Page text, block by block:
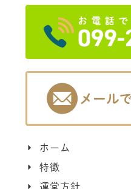
ホーム
特徴
運営方針